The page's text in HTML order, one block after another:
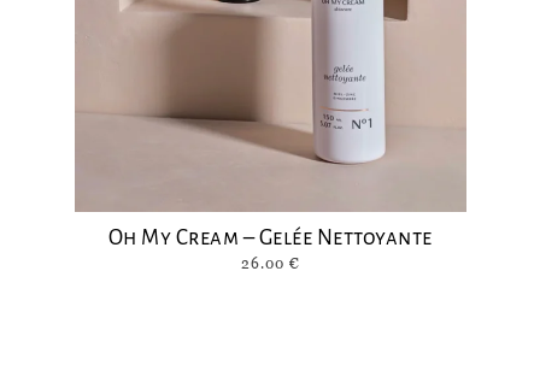
Oh My Cream – Gelée Nettoyante
26.00 €